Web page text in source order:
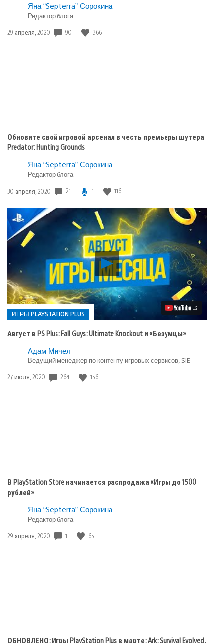
Яна “Septerra” Сорокина
Редактор блога
Дата
29 апреля, 2020 90 366
Обновите свой игровой арсенал в честь премьеры шутера
Predator: Hunting Grounds
Яна “Septerra” Сорокина
Редактор блога
Дата
30 апреля, 2020 21 1 116
Воспроизвести
видео
Август
в
PS
Plus:
Fall
Guys:
Ultimate
«Безумцы»
ИГРЫ PLAYSTATION PLUS
Август в PS Plus: Fall Guys: Ultimate Knockout и «Безумцы»
Опубликовано
Игры
playstation
Адам Мичел
Ведущий менеджер по контенту игровых сервисов, SIE
Дата
27 июля, 2020 264 156
В PlayStation Store начинается распродажа «Игры до 1500
рублей»
Яна “Septerra” Сорокина
Редактор блога
Дата
29 апреля, 2020 1 65
ОБНОВЛЕНО: Игры PlayStation Plus в марте: Ark: Survival Evolved,